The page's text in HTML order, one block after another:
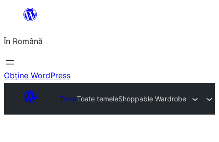
conținut
În Română
Obține WordPress
TemeToate temeleShoppable Wardrobe